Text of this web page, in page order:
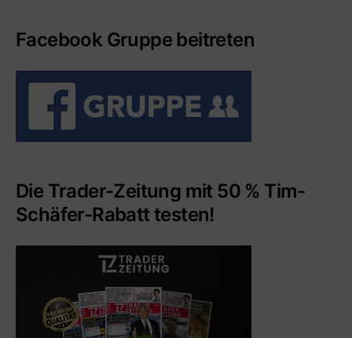
Facebook Gruppe beitreten
Die Trader-Zeitung mit 50 % Tim-
Schäfer-Rabatt testen!